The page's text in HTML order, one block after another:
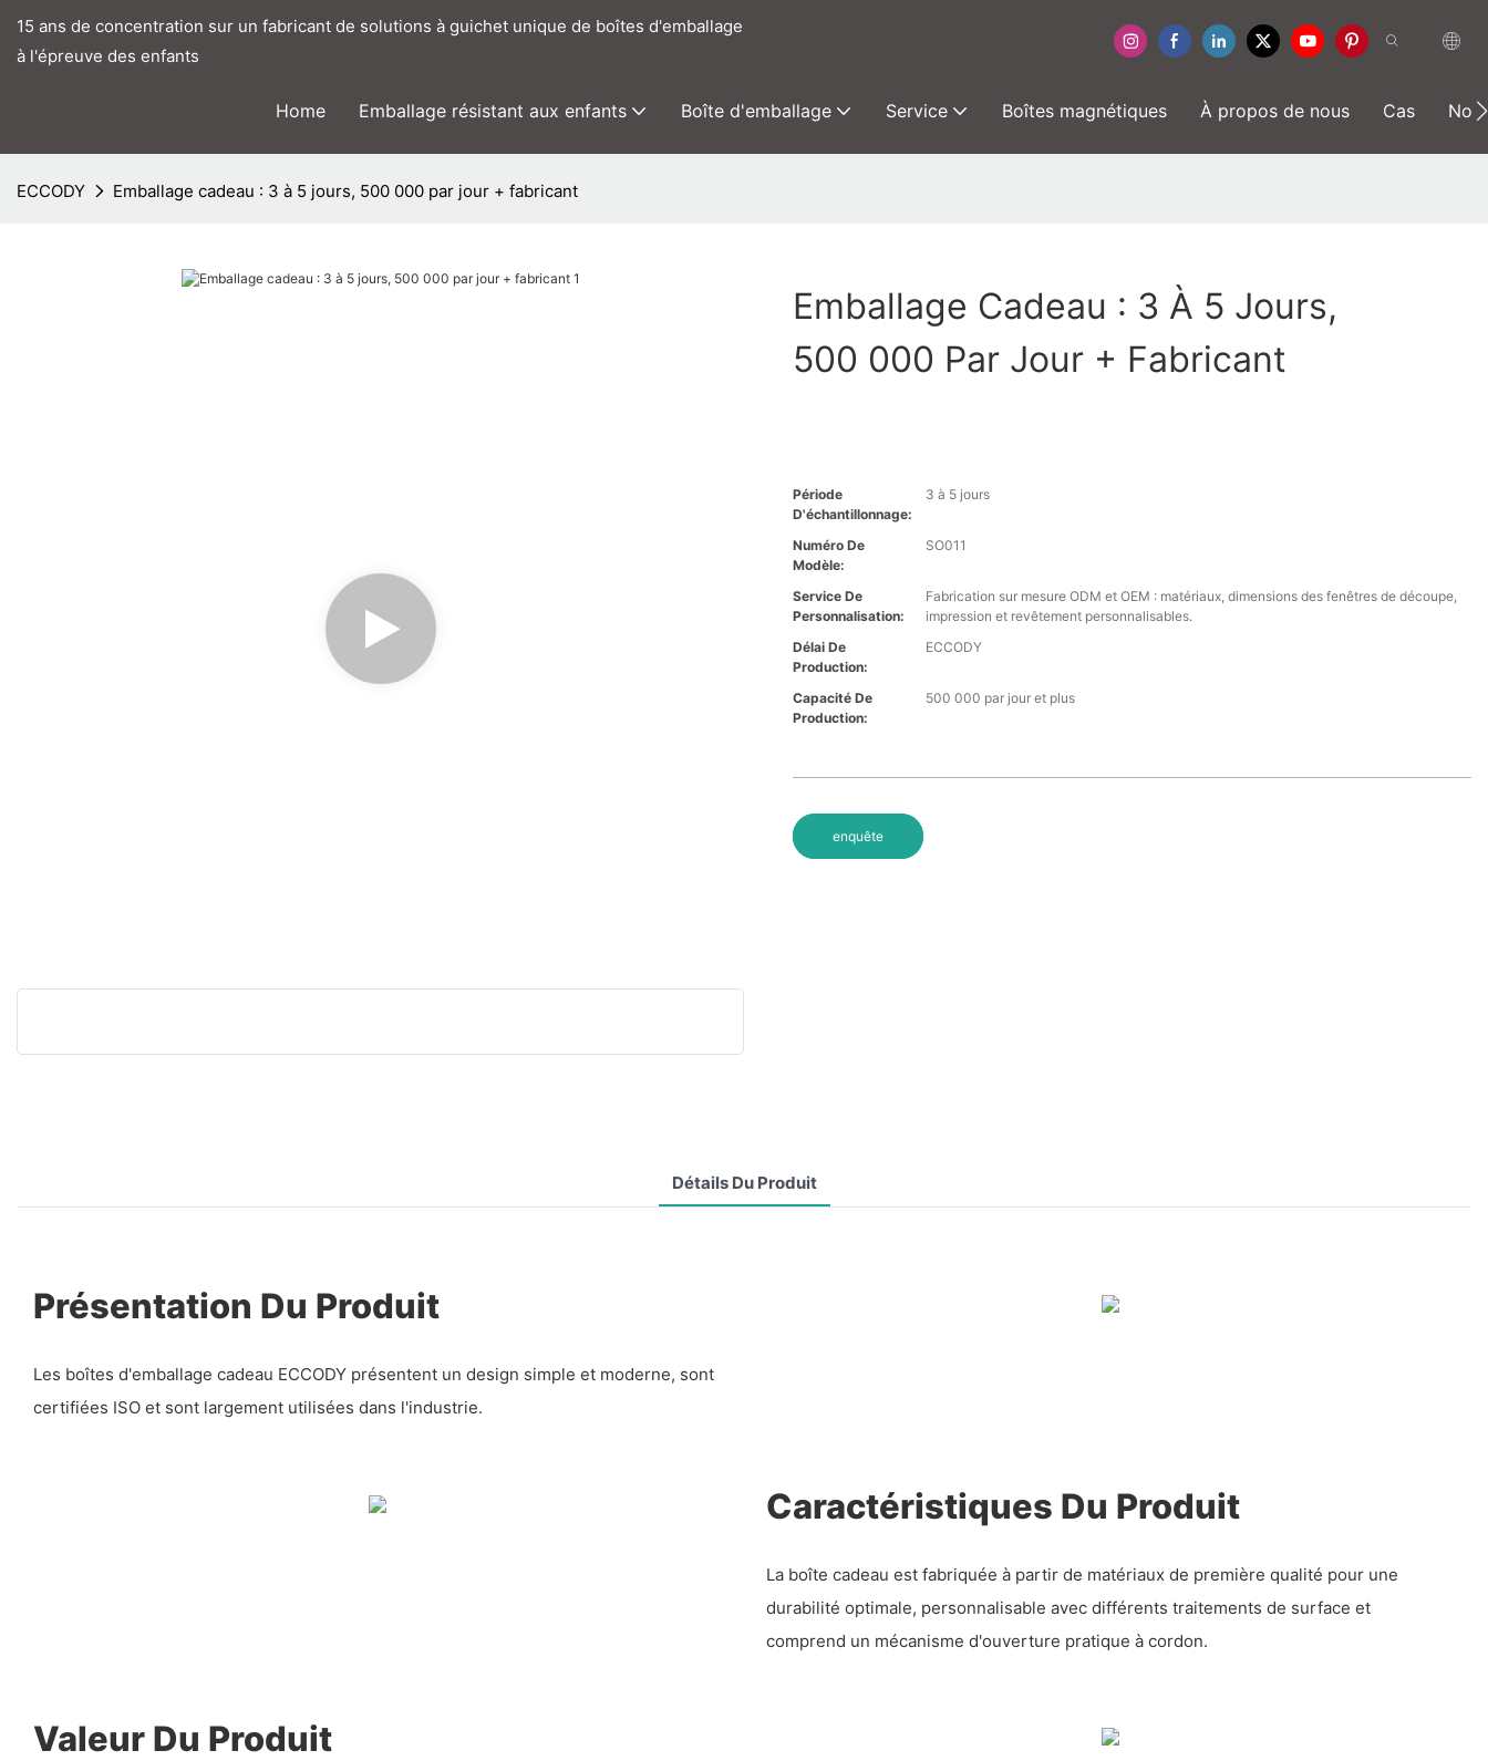
15 ans de concentration sur un fabricant de solutions à guichet unique de boîtes d'emballage
à l'épreuve des enfants
Home Emballage résistant aux enfants Boîte d'emballage Service Boîtes magnétiques À propos de nous Cas
ECCODY Emballage cadeau : 3 à 5 jours, 500 000 par jour + fabricant
Emballage Cadeau : 3 À 5 Jours,
500 000 Par Jour + Fabricant
Période
D'échantillonnage:
3 à 5 jours
Numéro De
Modèle:
SO011
Service De
Personnalisation:
Fabrication sur mesure ODM et OEM : matériaux, dimensions des fenêtres de découpe,
impression et revêtement personnalisables.
Délai De
Production:
ECCODY
Capacité De
Production:
500 000 par jour et plus
enquête
Détails Du Produit
Présentation Du Produit
Les boîtes d'emballage cadeau ECCODY présentent un design simple et moderne, sont
certifiées ISO et sont largement utilisées dans l'industrie.
Caractéristiques Du Produit
La boîte cadeau est fabriquée à partir de matériaux de première qualité pour une
durabilité optimale, personnalisable avec différents traitements de surface et
comprend un mécanisme d'ouverture pratique à cordon.
Valeur Du Produit